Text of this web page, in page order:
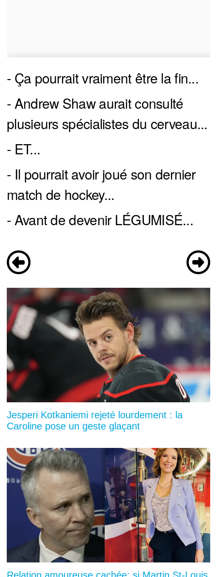
- Ça pourrait vraiment être la fin...
- Andrew Shaw aurait consulté
plusieurs spécialistes du cerveau...
- ET...
- Il pourrait avoir joué son dernier
match de hockey...
- Avant de devenir LÉGUMISÉ...
Jesperi Kotkaniemi rejeté lourdement : la
Caroline pose un geste glaçant